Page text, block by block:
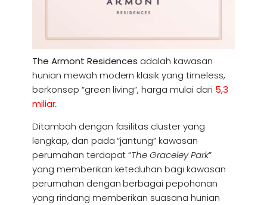
The Armont Residences adalah kawasan
hunian mewah modern klasik yang timeless,
berkonsep “green living”, harga mulai dari 5,3
miliar.
Ditambah dengan fasilitas cluster yang
lengkap, dan pada “jantung” kawasan
perumahan terdapat “The Graceley Park”
yang memberikan keteduhan bagi kawasan
perumahan dengan berbagai pepohonan
yang rindang memberikan suasana hunian